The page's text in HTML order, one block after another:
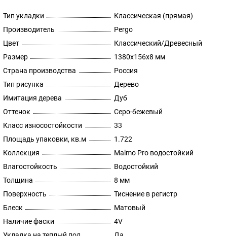
Тип укладки
Классическая (прямая)
Производитель
Pergo
Цвет
Классический/Древесный
Размер
1380x156x8 мм
Страна производства
Россия
Тип рисунка
Дерево
Имитация дерева
Дуб
Оттенок
Серо-бежевый
Класс износостойкости
33
Площадь упаковки, кв.м
1.722
Коллекция
Malmo Pro водостойкий
Влагостойкость
Водостойкий
Толщина
8 мм
Поверхность
Тиснение в регистр
Блеск
Матовый
Наличие фаски
4V